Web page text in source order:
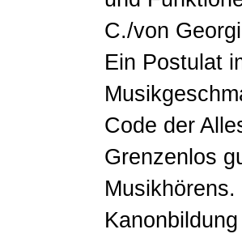
C./von
Ein Postulat
Code der
Grenzenlos